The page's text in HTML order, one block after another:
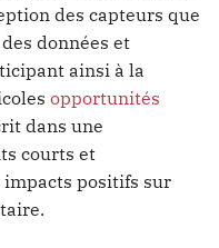
des capteurs que
données et
ainsi à la
opportunités
dans une
courts et
impacts positifs sur